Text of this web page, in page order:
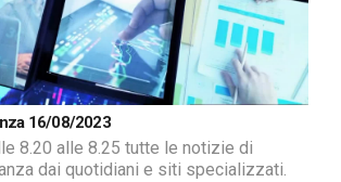
16/08/2023
8.20 alle 8.25 tutte le notizie di
dai quotidiani e siti specializzati.